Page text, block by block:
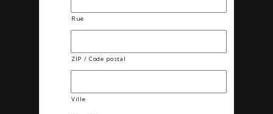
Rue
ZIP / Code postal
Ville